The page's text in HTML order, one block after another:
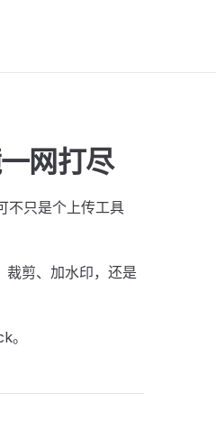
网打尽
不只是个上传工具
裁剪、加水印，还是
。